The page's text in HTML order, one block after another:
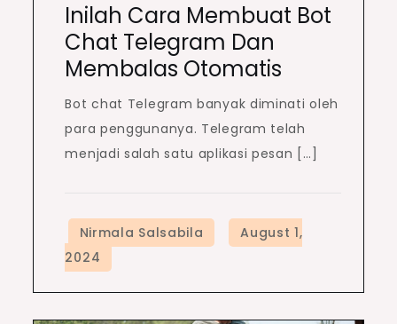
Inilah Cara Membuat Bot
Chat Telegram Dan
Membalas Otomatis
Bot chat Telegram banyak diminati oleh
para penggunanya. Telegram telah
menjadi salah satu aplikasi pesan […]